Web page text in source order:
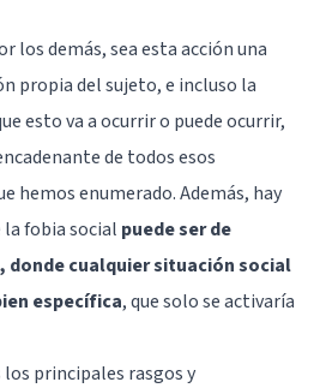
los demás, sea esta acción una
propia del sujeto, e incluso la
esto va a ocurrir o puede ocurrir,
de todos esos
hemos enumerado. Además, hay
la fobia social puede ser de
donde cualquier situación social
específica, que solo se activaría
los principales rasgos y